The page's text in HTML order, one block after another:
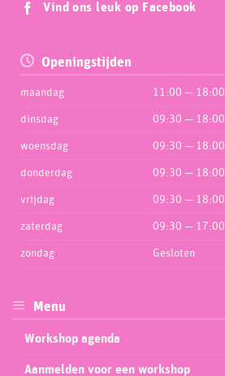
Vind ons leuk op Facebook
Openingstijden
maandag 11:00 — 18:00
dinsdag 09:30 — 18:00
woensdag 09:30 — 18:00
donderdag 09:30 — 18:00
vrijdag 09:30 — 18:00
zaterdag 09:30 — 17:00
zondag Gesloten
Menu
Workshop agenda
Aanmelden voor een workshop